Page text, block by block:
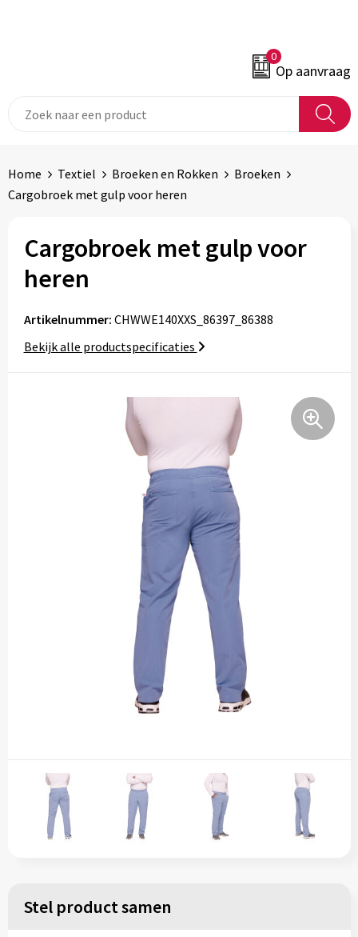
0
Op aanvraag
Home Textiel Broeken en Rokken
Broeken
Cargobroek met gulp voor heren
Cargobroek met gulp voor
heren
Artikelnummer: CHWWE140XXS_86397_86388
Bekijk alle productspecificaties
Stel product samen